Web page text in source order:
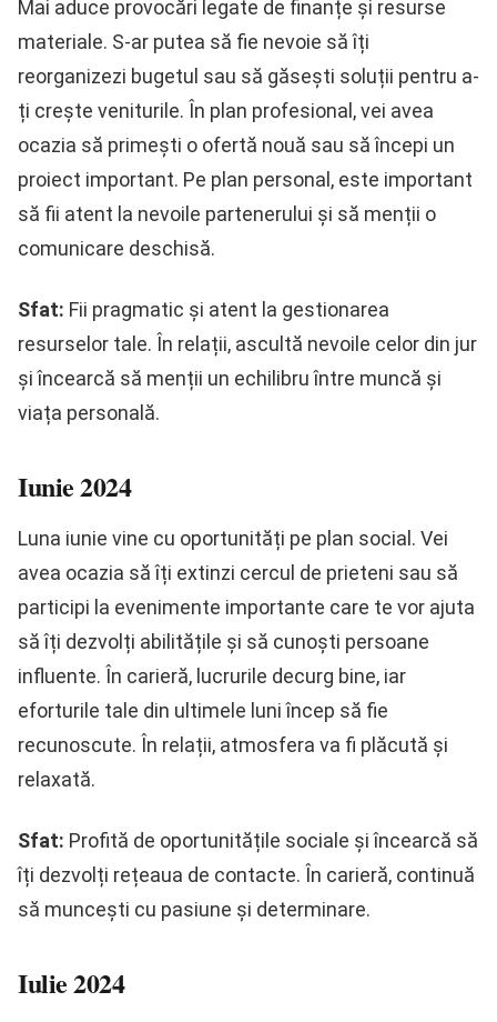
Mai aduce provocări legate de finanțe și resurse
materiale. S-ar putea să fie nevoie să îți
reorganizezi bugetul sau să găsești soluții pentru a-
ți crește veniturile. În plan profesional, vei avea
ocazia să primești o ofertă nouă sau să începi un
proiect important. Pe plan personal, este important
să fii atent la nevoile partenerului și să menții o
comunicare deschisă.
Sfat: Fii pragmatic și atent la gestionarea
resurselor tale. În relații, ascultă nevoile celor din jur
și încearcă să menții un echilibru între muncă și
viața personală.
Iunie 2024
Luna iunie vine cu oportunități pe plan social. Vei
avea ocazia să îți extinzi cercul de prieteni sau să
participi la evenimente importante care te vor ajuta
să îți dezvolți abilitățile și să cunoști persoane
influente. În carieră, lucrurile decurg bine, iar
eforturile tale din ultimele luni încep să fie
recunoscute. În relații, atmosfera va fi plăcută și
relaxată.
Sfat: Profită de oportunitățile sociale și încearcă să
îți dezvolți rețeaua de contacte. În carieră, continuă
să muncești cu pasiune și determinare.
Iulie 2024